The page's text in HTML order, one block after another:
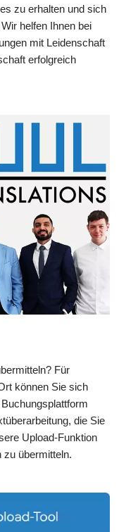
zu erhalten und sich
helfen Ihnen bei
mit Leidenschaft
erfolgreich
Für
können Sie sich
die Sie
Upload-Funktion
zu übermitteln.